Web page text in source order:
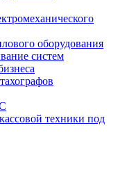
оборудования
систем
техники под